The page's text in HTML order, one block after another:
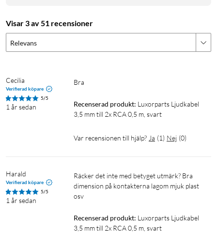
Visar 3 av 51 recensioner
Relevans
Cecilia
Verifierad köpare
5/5
1 år sedan
Bra
Recenserad produkt: Luxorparts Ljudkabel
3,5 mm till 2x RCA 0,5 m, svart
Var recensionen till hjälp? Ja (1) Nej (0)
Harald
Verifierad köpare
5/5
1 år sedan
Räcker det inte med betyget utmärk? Bra
dimension på kontakterna lagom mjuk plast
osv
Recenserad produkt: Luxorparts Ljudkabel
3,5 mm till 2x RCA 0,5 m, svart